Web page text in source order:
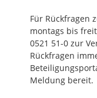
Für Rückfragen
montags bis
0521 51-0 zur
Rückfragen
Meldung bereit.